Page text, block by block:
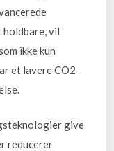
holdbare, vil
ikke kun
et lavere CO2-
give
reducerer